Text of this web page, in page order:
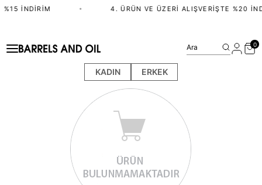
%15 İNDIRIM • 4. ÜRÜN VE ÜZERI ALIŞVERIŞTE %20
KADIN ERKEK
Ara 0